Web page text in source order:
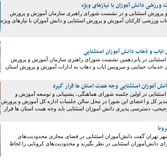
دانش آموزان با نیازهای ویژه
پرورش استثنایی و در نشست شورای راهبری سازمان آموزش و پرورش
ورزشی کارکنان آموزش و پرورش استثنایی و دانش آموزان با نیازهای ویژه
در پانزدهمین نشست شورای راهبری سازمان آموزش و پرورش
تومان اعتبار برای خدمات حمایتی و سرویس ایاب و ذهاب به ادارات آموزش و پرورش استان
آموزان استثنایی وجه همت استان ها قرار گیرد
در اولین جلسه شورای هماهنگی، پشتیبانی و توسعه آموزش و
مدیر کل و اعضای این شورا در محل سالن جلسات اداره کل آموزش و پرورش
دسترسی پذیری دانش آموزان استثنایی باید وجه همت استان ها قرار
از معلمان مدرسه مهرطلبان منطقه 19 شهر تهران گفت دانش‌آموزان استثنایی در فضای مجازی محدودیت‌های
دانش‌آموزان استثنایی در نظر بگیرند و محدودیت‌های کرونایی را لحاظ